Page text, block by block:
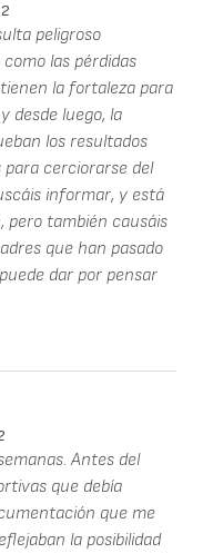
peligroso
las pérdidas
la fortaleza para
desde luego, la
los resultados
cerciorarse del
informar, y está
pero también causáis
que han pasado
dar por pensar
Antes del
que debía
que me
la posibilidad